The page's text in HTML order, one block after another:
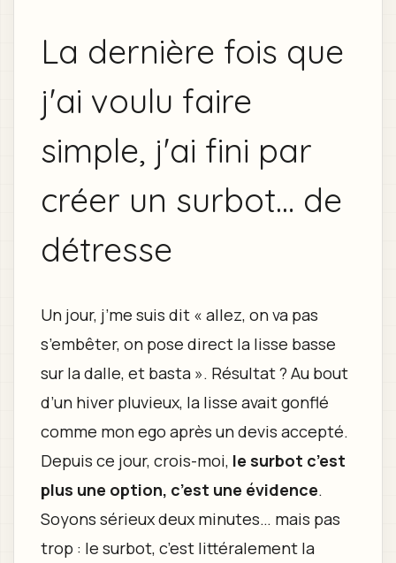
La dernière fois que
j'ai voulu faire
simple, j'ai fini par
créer un surbot… de
détresse
Un jour, j’me suis dit « allez, on va pas
s’embêter, on pose direct la lisse basse
sur la dalle, et basta ». Résultat ? Au bout
d’un hiver pluvieux, la lisse avait gonflé
comme mon ego après un devis accepté.
Depuis ce jour, crois-moi, le surbot c’est
plus une option, c’est une évidence.
Soyons sérieux deux minutes… mais pas
trop : le surbot, c’est littéralement la